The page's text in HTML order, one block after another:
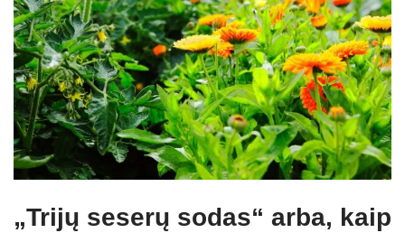
„Trijų seserų sodas“ arba, kaip